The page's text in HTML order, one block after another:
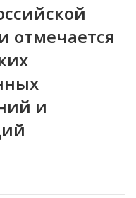
отмечается
и